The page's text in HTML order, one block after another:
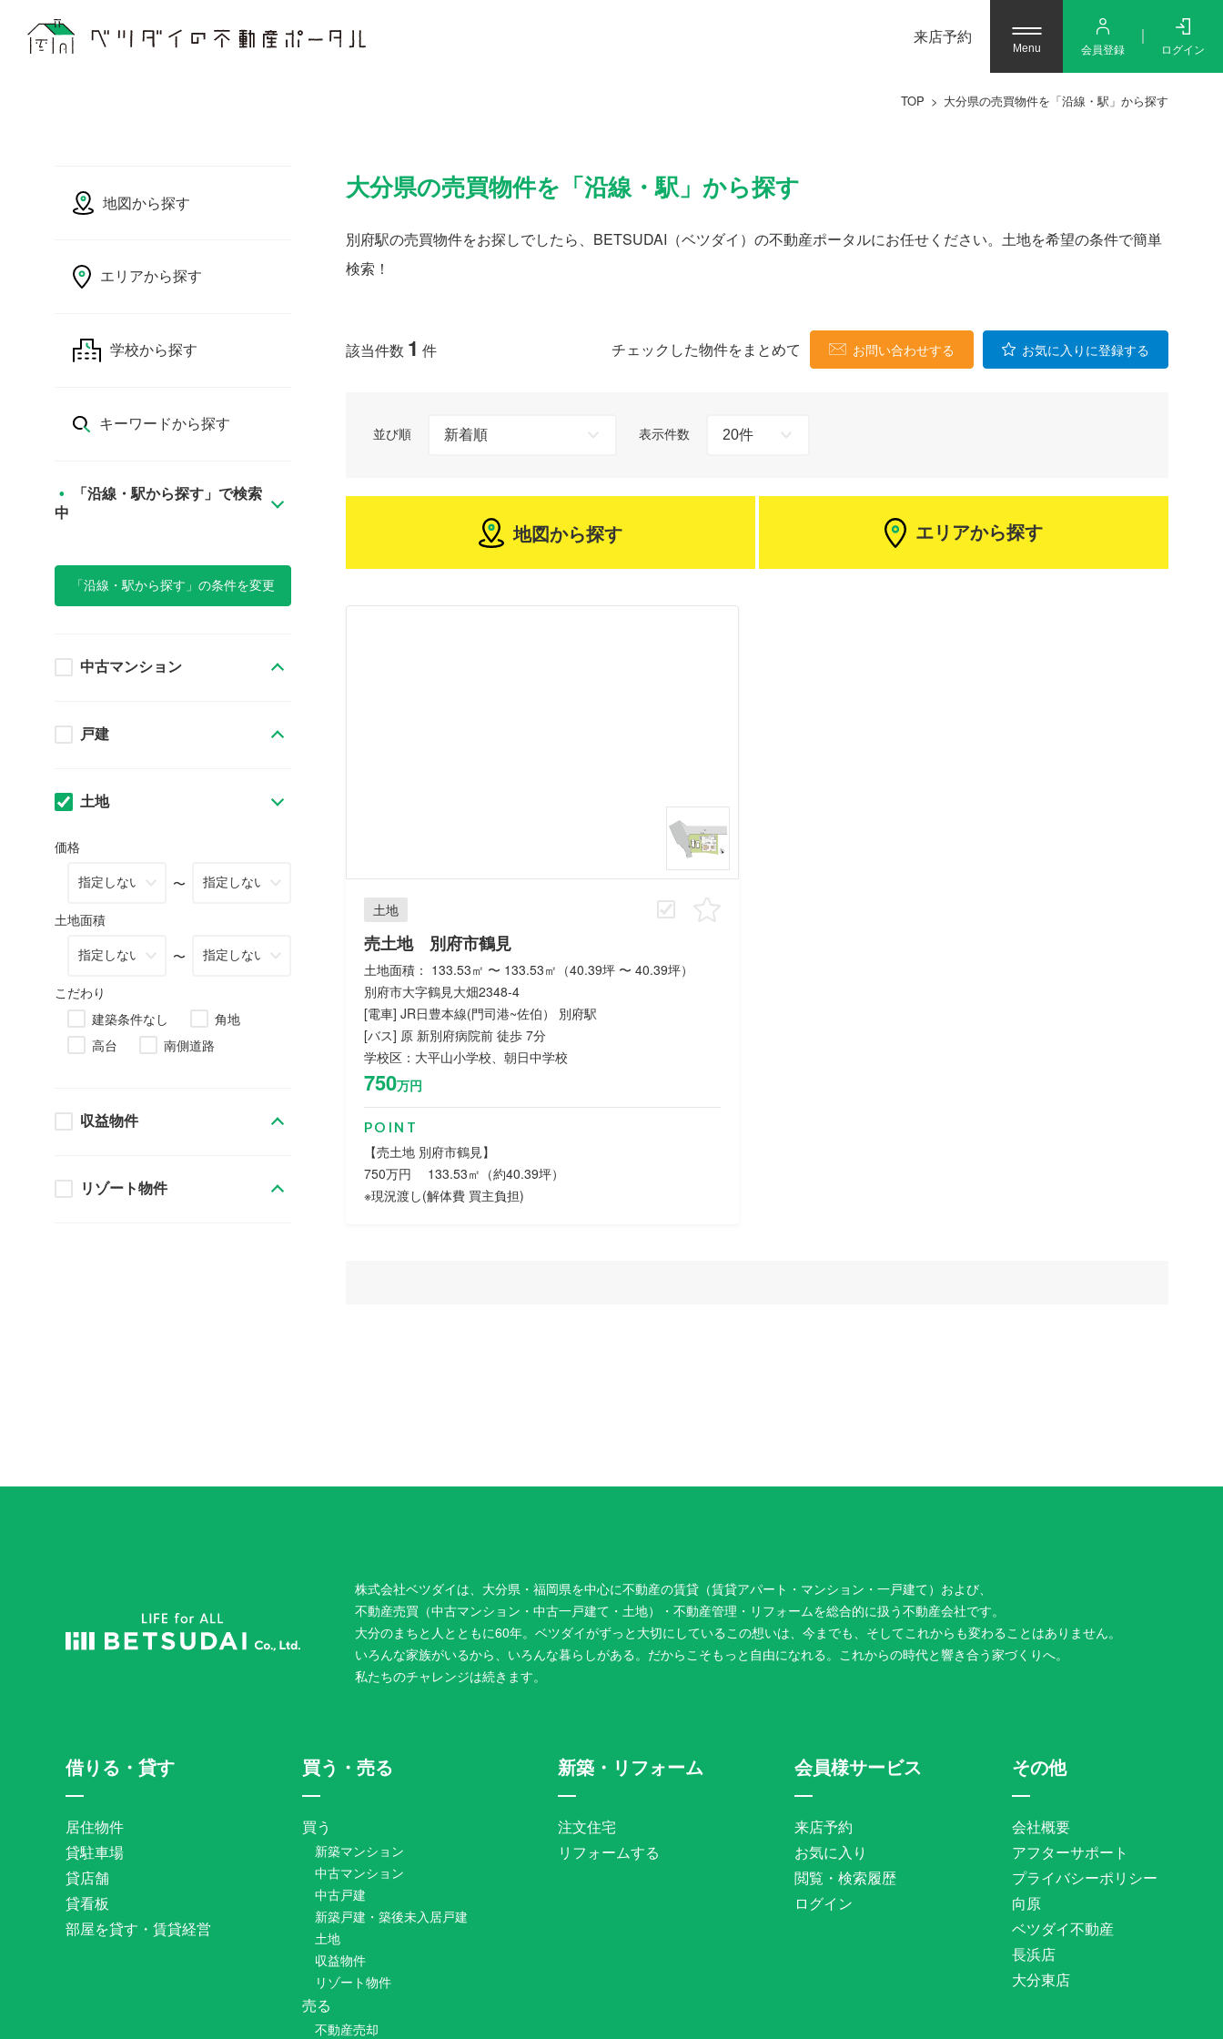
来店予約
Menu 会員登録 ログイン
TOP 大分県の売買物件を「沿線・駅」から探す
大分県の売買物件を「沿線・駅」から探す
別府駅の売買物件をお探しでしたら、BETSUDAI（ベツダイ）の不動産ポータルにお任せください。土地を希望の条件で簡単
検索！
該当件数 1 件 チェックした物件をまとめて お問い合わせする お気に入りに登録する
並び順 表示件数
地図から探す エリアから探す
土地
売土地 別府市鶴見
土地面積： 133.53㎡ 〜 133.53㎡（40.39坪 〜 40.39坪）
別府市大字鶴見大畑2348-4
[電車] JR日豊本線(門司港~佐伯） 別府駅
[バス] 原 新別府病院前 徒歩 7分
学校区：大平山小学校、朝日中学校
750万円
POINT
【売土地 別府市鶴見】
750万円 133.53㎡（約40.39坪）
※現況渡し(解体費 買主負担)
地図から探す
エリアから探す
学校から探す
キーワードから探す
中
「沿線・駅から探す」の条件を変更
中古マンション
戸建
土地
価格
〜
土地面積
〜
こだわり
建築条件なし
角地
高台
南側道路
収益物件
リゾート物件
株式会社ベツダイは、大分県・福岡県を中心に不動産の賃貸（賃貸アパート・マンション・一戸建て）および、
不動産売買（中古マンション・中古一戸建て・土地）・不動産管理・リフォームを総合的に扱う不動産会社です。
大分のまちと人とともに60年。ベツダイがずっと大切にしているこの想いは、今までも、そしてこれからも変わることはありません。
いろんな家族がいるから、いろんな暮らしがある。だからこそもっと自由になれる。これからの時代と響き合う家づくりへ。
私たちのチャレンジは続きます。
借りる・貸す
居住物件
貸駐車場
貸店舗
貸看板
部屋を貸す・賃貸経営
買う・売る
買う
新築マンション
中古マンション
中古戸建
新築戸建・築後未入居戸建
土地
収益物件
リゾート物件
売る
不動産売却
新築・リフォーム
注文住宅
リフォームする
会員様サービス
来店予約
お気に入り
閲覧・検索履歴
ログイン
その他
会社概要
アフターサポート
プライバシーポリシー
向原
ベツダイ不動産
長浜店
大分東店